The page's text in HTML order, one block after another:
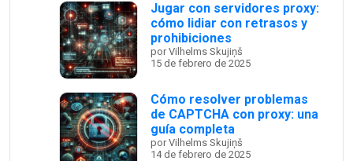
Jugar con servidores proxy:
cómo lidiar con retrasos y
prohibiciones
por Vilhelms Skujiņš
15 de febrero de 2025
Cómo resolver problemas
de CAPTCHA con proxy: una
guía completa
por Vilhelms Skujiņš
14 de febrero de 2025